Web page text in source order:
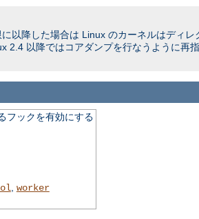
以降した場合は Linux のカーネルはディ
2.4 以降ではコアダンプを行なうように再
フックを有効にする
worker